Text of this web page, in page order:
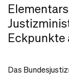
Eckpunkte
Das